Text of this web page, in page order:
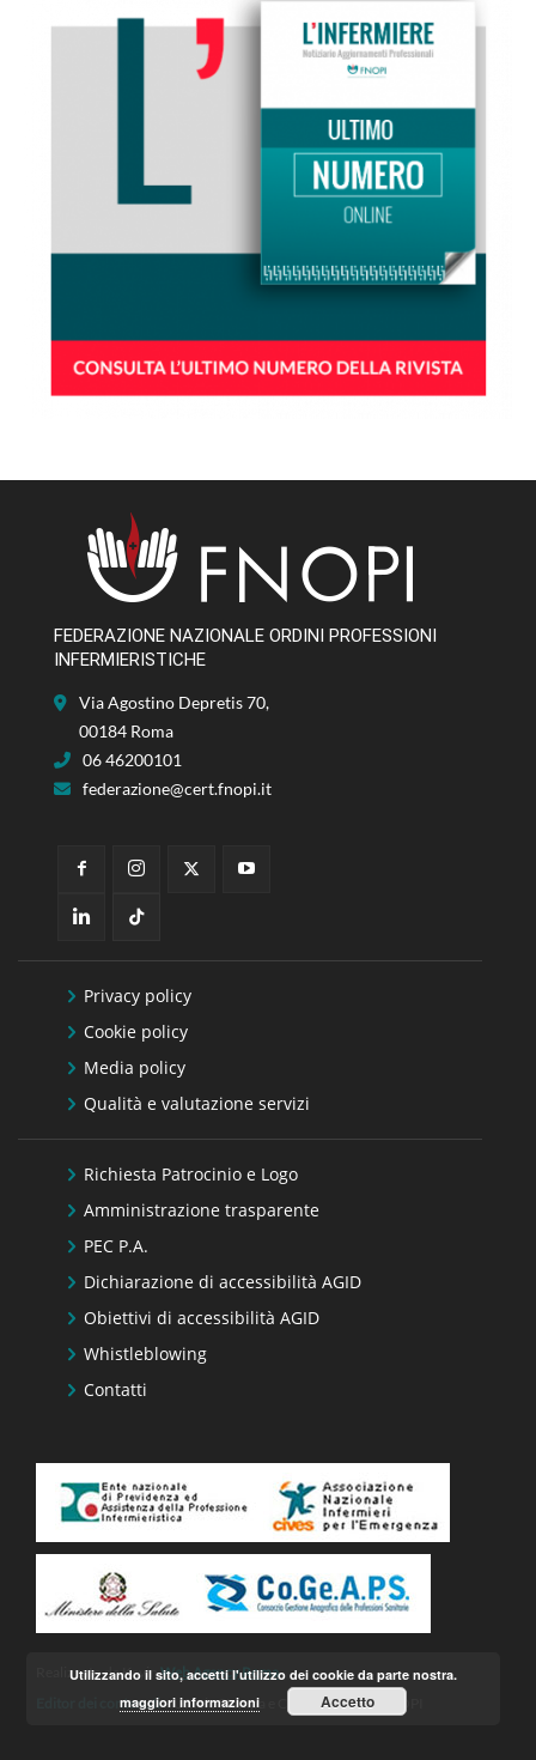
FEDERAZIONE NAZIONALE ORDINI PROFESSIONI
INFERMIERISTICHE
Via Agostino Depretis 70,
00184 Roma
06 46200101
federazione@cert.fnopi.it
Privacy policy
Cookie policy
Media policy
Qualità e valutazione servizi
Richiesta Patrocinio e Logo
Amministrazione trasparente
PEC P.A.
Dichiarazione di accessibilità AGID
Obiettivi di accessibilità AGID
Whistleblowing
Contatti
Realizzato da KeyinWeb Agency Roma
Editor dei contenuti– Ufficio Stampa e Comunicazione FNOPI
Utilizzando il sito, accetti l'utilizzo dei cookie da parte nostra.
maggiori informazioni
Accetto